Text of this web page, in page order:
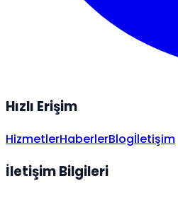
Hızlı Erişim
HizmetlerHaberlerBlogİletişim
İletişim Bilgileri